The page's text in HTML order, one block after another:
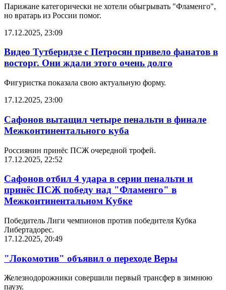
Парижане категорически не хотели обыгрывать "Фламенго",
но вратарь из России помог.
17.12.2025, 23:09
Видео Тутберидзе с Петросян привело фанатов в
восторг. Они ждали этого очень долго
Фигуристка показала свою актуальную форму.
17.12.2025, 23:00
Сафонов вытащил четыре пенальти в финале
Межконтинентального куба
Россиянин принёс ПСЖ очередной трофей.
17.12.2025, 22:52
Сафонов отбил 4 удара в серии пенальти и
принёс ПСЖ победу над "Фламенго" в
Межконтинентальном Кубке
Победитель Лиги чемпионов против победителя Кубка
Либертадорес.
17.12.2025, 20:49
"Локомотив" объявил о переходе Веры
Железнодорожники совершили первый трансфер в зимнюю
паузу.